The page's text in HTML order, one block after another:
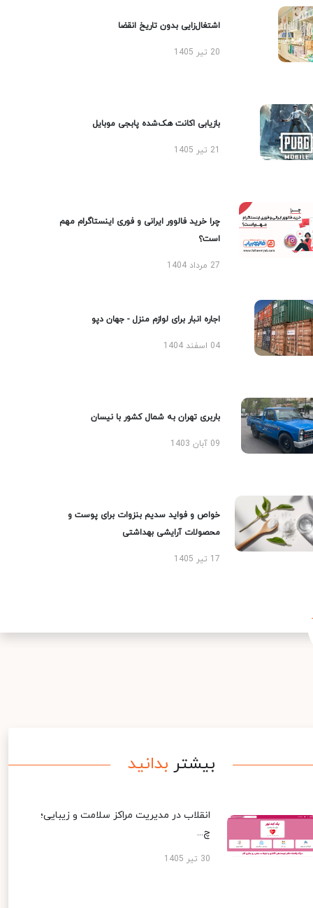
اشتغال‌زایی بدون تاریخ انقضا
20 تیر 1405
بازیابی اکانت هک‌شده پابجی موبایل
چرا خرید فالوور ایرانی و فوری اینستاگرام مهم
است؟
27 مرداد 1404
اجاره انبار برای لوازم منزل - جهان دپو
04 اسفند 1404
باربری تهران به شمال کشور با نیسان
09 آبان 1403
خواص و فواید سدیم بنزوات برای پوست و
محصولات آرایشی بهداشتی
17 تیر 1405
بیشتر بدانید
انقلاب در مدیریت مراکز سلامت و زیبایی؛
چ...
30 تیر 1405